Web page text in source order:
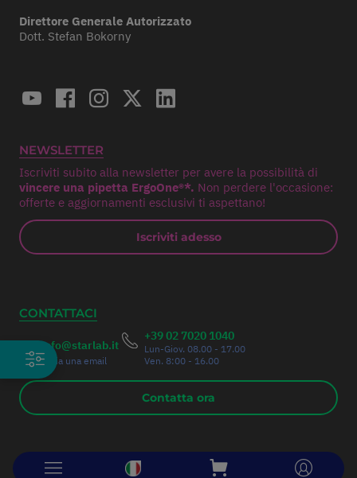
Direttore Generale Autorizzato
Dott. Stefan Bokorny
NEWSLETTER
Iscriviti subito alla newsletter per avere la possibilità di
vincere una pipetta ErgoOne®*. Non perdere l'occasione:
offerte e aggiornamenti esclusivi ti aspettano!
Iscriviti adesso
CONTATTACI
info@starlab.it
Invia una email
+39 02 7020 1040
Lun-Giov. 08.00 - 17.00
Ven. 8:00 - 16.00
Contatta ora